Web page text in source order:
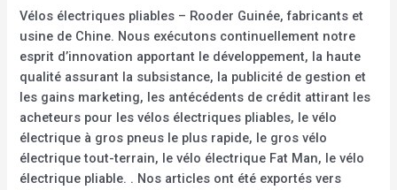
Vélos électriques pliables – Rooder Guinée, fabricants et
usine de Chine. Nous exécutons continuellement notre
esprit d’innovation apportant le développement, la haute
qualité assurant la subsistance, la publicité de gestion et
les gains marketing, les antécédents de crédit attirant les
acheteurs pour les vélos électriques pliables, le vélo
électrique à gros pneus le plus rapide, le gros vélo
électrique tout-terrain, le vélo électrique Fat Man, le vélo
électrique pliable. . Nos articles ont été exportés vers